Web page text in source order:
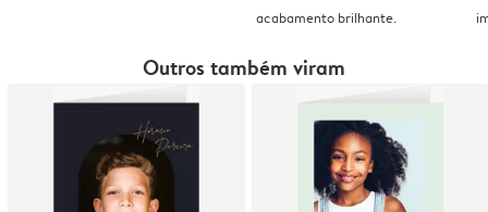
acabamento brilhante.
Outros também viram